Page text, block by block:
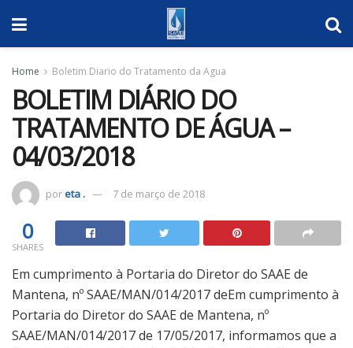
Home Boletim Diario do Tratamento da Agua
BOLETIM DIÁRIO DO
TRATAMENTO DE ÁGUA –
04/03/2018
poreta . 7 de março de 2018
0
SHARES
Em cumprimento à Portaria do Diretor do SAAE de
Mantena, nº SAAE/MAN/014/2017 deEm cumprimento à
Portaria do Diretor do SAAE de Mantena, nº
SAAE/MAN/014/2017 de 17/05/2017, informamos que a